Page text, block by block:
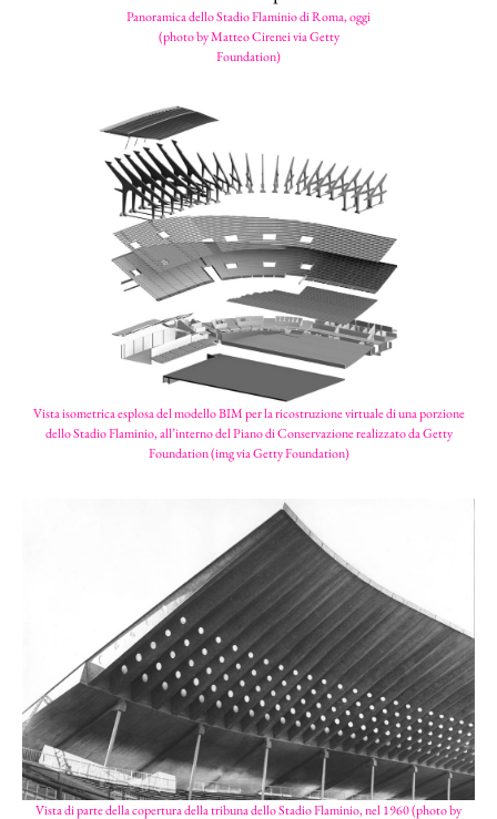
Panoramica dello Stadio Flaminio di Roma, oggi
(photo by Matteo Cirenei via Getty
Foundation)
Vista isometrica esplosa del modello BIM per la ricostruzione virtuale di una porzione
dello Stadio Flaminio, all’interno del Piano di Conservazione realizzato da Getty
Foundation (img via Getty Foundation)
Vista di parte della copertura della tribuna dello Stadio Flaminio, nel 1960 (photo by